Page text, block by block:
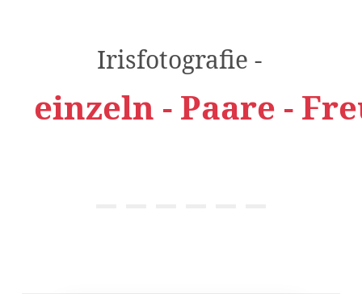
Irisfotografie -
einzeln - Paare -